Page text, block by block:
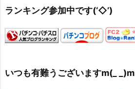
ランキング参加中です(‘◇’)ゞ
いつも有難うございますm(_ _)m